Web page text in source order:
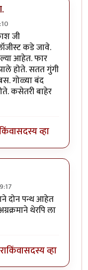
जी
कडे जावे.
आहेत. फार
होते. सतत गुंगी
गोळ्या बंद
कसेतरी बाहेर
सदस्य व्हा
गीता.byतमराज
दोन पन्थ आहेत
थेरपि ला
किंवासदस्य व्हा